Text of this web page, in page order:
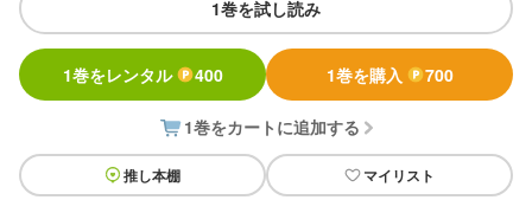
1巻を試し読み
1巻をレンタル 400 1巻を購入 700
1巻をカートに追加する
推し本棚 マイリスト